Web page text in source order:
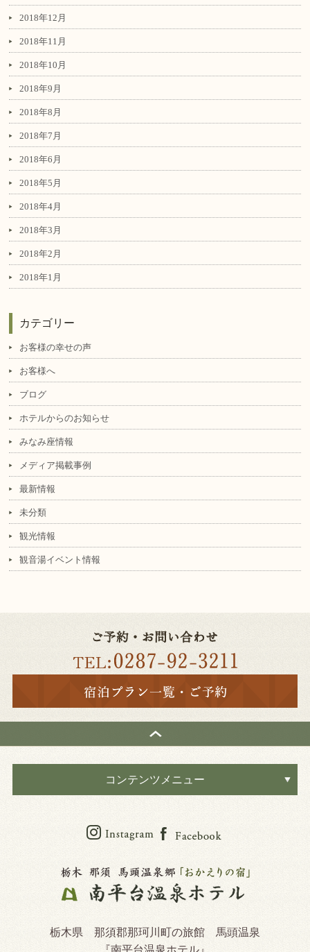
2018年12月
2018年11月
2018年10月
2018年9月
2018年8月
2018年7月
2018年6月
2018年5月
2018年4月
2018年3月
2018年2月
2018年1月
カテゴリー
お客様の幸せの声
お客様へ
ブログ
ホテルからのお知らせ
みなみ座情報
メディア掲載事例
最新情報
未分類
観光情報
観音湯イベント情報
コンテンツメニュー
栃木県 那須郡那珂川町の旅館 馬頭温泉
『南平台温泉ホテル』